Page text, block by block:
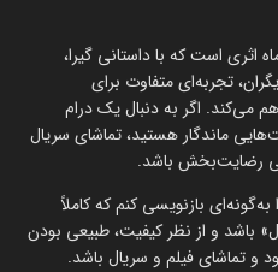
اثری است که با داستانی گیرا،
تجربه‌ای متفاوت برای
می‌کند. اگر به دنبال یک درام
ماندگار هستید، تماشای سریال
رضایت‌بخش باشد.
بازنویسی کنم که کاملاً
باشد و از نظر کیفیت، طبیعی بودن
تماشای فیلم و سریال باشد.